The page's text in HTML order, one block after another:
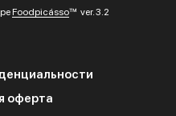
Foodpicássover. 3.2
оферта